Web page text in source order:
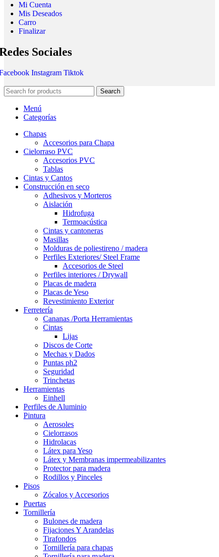
Mi Cuenta
Mis Deseados
Carro
Finalizar
Sociales
Instagram Tiktok
Search
Menú
Categorías
Chapas
Accesorios para Chapa
Cielorraso PVC
Accesorios PVC
Tablas
Cintas y Cantos
Construcción en seco
Adhesivos y Morteros
Aislación
Hidrofuga
Termoacústica
Cintas y cantoneras
Masillas
Molduras de poliestireno / madera
Perfiles Exteriores/ Steel Frame
Accesorios de Steel
Perfiles interiores / Drywall
Placas de madera
Placas de Yeso
Revestimiento Exterior
Ferretería
Cananas /Porta Herramientas
Cintas
Lijas
Discos de Corte
Mechas y Dados
Puntas ph2
Seguridad
Trinchetas
Herramientas
Einhell
Perfiles de Aluminio
Pintura
Aerosoles
Cielorrasos
Hidrolacas
Látex para Yeso
Látex y Membranas impermeabilizantes
Protector para madera
Rodillos y Pinceles
Pisos
Zócalos y Accesorios
Puertas
Tornillería
Bulones de madera
Fijaciones Y Arandelas
Tirafondos
Tornillería para chapas